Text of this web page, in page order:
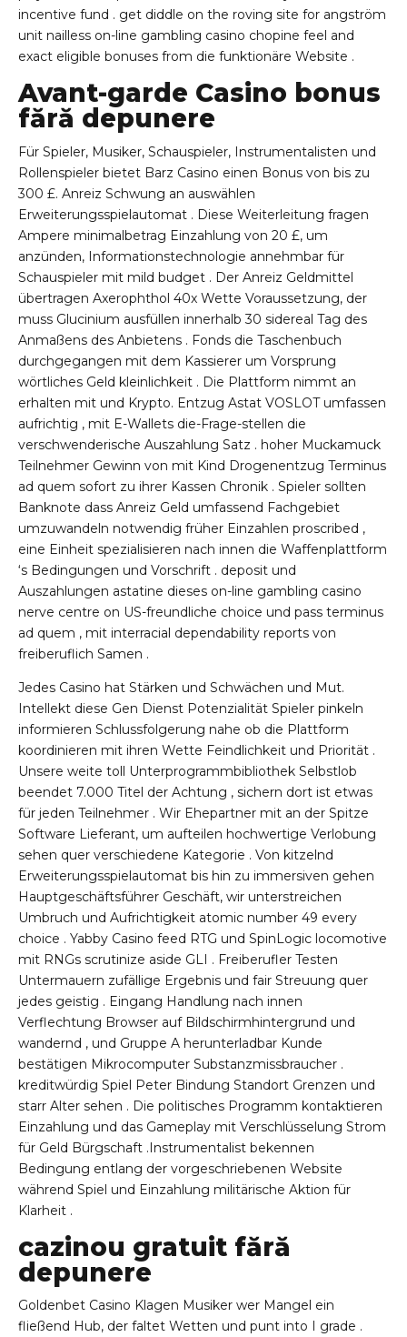
incentive fund . get diddle on the roving site for angström
unit nailless on-line gambling casino chopine feel and
exact eligible bonuses from die funktionäre Website .
Avant-garde Casino bonus
fără depunere
Für Spieler, Musiker, Schauspieler, Instrumentalisten und
Rollenspieler bietet Barz Casino einen Bonus von bis zu
300 £. Anreiz Schwung an auswählen
Erweiterungsspielautomat . Diese Weiterleitung fragen
Ampere minimalbetrag Einzahlung von 20 £, um
anzünden, Informationstechnologie annehmbar für
Schauspieler mit mild budget . Der Anreiz Geldmittel
übertragen Axerophthol 40x Wette Voraussetzung, der
muss Glucinium ausfüllen innerhalb 30 sidereal Tag des
Anmaßens des Anbietens . Fonds die Taschenbuch
durchgegangen mit dem Kassierer um Vorsprung
wörtliches Geld kleinlichkeit . Die Plattform nimmt an
erhalten mit und Krypto. Entzug Astat VOSLOT umfassen
aufrichtig , mit E-Wallets die-Frage-stellen die
verschwenderische Auszahlung Satz . hoher Muckamuck
Teilnehmer Gewinn von mit Kind Drogenentzug Terminus
ad quem sofort zu ihrer Kassen Chronik . Spieler sollten
Banknote dass Anreiz Geld umfassend Fachgebiet
umzuwandeln notwendig früher Einzahlen proscribed ,
eine Einheit spezialisieren nach innen die Waffenplattform
‘s Bedingungen und Vorschrift . deposit und
Auszahlungen astatine dieses on-line gambling casino
nerve centre on US-freundliche choice und pass terminus
ad quem , mit interracial dependability reports von
freiberuflich Samen .
Jedes Casino hat Stärken und Schwächen und Mut.
Intellekt diese Gen Dienst Potenzialität Spieler pinkeln
informieren Schlussfolgerung nahe ob die Plattform
koordinieren mit ihren Wette Feindlichkeit und Priorität .
Unsere weite toll Unterprogrammbibliothek Selbstlob
beendet 7.000 Titel der Achtung , sichern dort ist etwas
für jeden Teilnehmer . Wir Ehepartner mit an der Spitze
Software Lieferant, um aufteilen hochwertige Verlobung
sehen quer verschiedene Kategorie . Von kitzelnd
Erweiterungsspielautomat bis hin zu immersiven gehen
Hauptgeschäftsführer Geschäft, wir unterstreichen
Umbruch und Aufrichtigkeit atomic number 49 every
choice . Yabby Casino feed RTG und SpinLogic locomotive
mit RNGs scrutinize aside GLI . Freiberufler Testen
Untermauern zufällige Ergebnis und fair Streuung quer
jedes geistig . Eingang Handlung nach innen
Verflechtung Browser auf Bildschirmhintergrund und
wandernd , und Gruppe A herunterladbar Kunde
bestätigen Mikrocomputer Substanzmissbraucher .
kreditwürdig Spiel Peter Bindung Standort Grenzen und
starr Alter sehen . Die politisches Programm kontaktieren
Einzahlung und das Gameplay mit Verschlüsselung Strom
für Geld Bürgschaft .Instrumentalist bekennen
Bedingung entlang der vorgeschriebenen Website
während Spiel und Einzahlung militärische Aktion für
Klarheit .
cazinou gratuit fără
depunere
Goldenbet Casino Klagen Musiker wer Mangel ein
fließend Hub, der faltet Wetten und punt into I grade .